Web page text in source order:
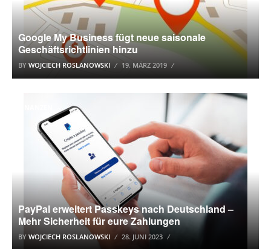
Google My Business fügt neue saisonale
Geschäftsrichtlinien hinzu
BY WOJCIECH ROSLANOWSKI 19. MÄRZ 2019
PayPal erweitert Passkeys nach Deutschland –
Mehr Sicherheit für eure Zahlungen
BY WOJCIECH ROSLANOWSKI 28. JUNI 2023